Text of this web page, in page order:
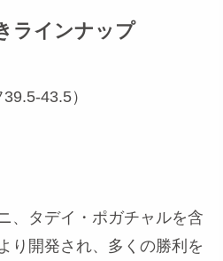
ラインナップ
43.5）
、タデイ・ポガチャルを含
り開発され、多くの勝利を